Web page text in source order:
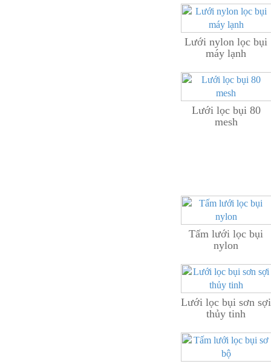
Lưới nylon lọc bụi
máy lạnh
Lưới lọc bụi 80
mesh
Tấm lưới lọc bụi
nylon
Lưới lọc bụi sơn sợi
thủy tinh